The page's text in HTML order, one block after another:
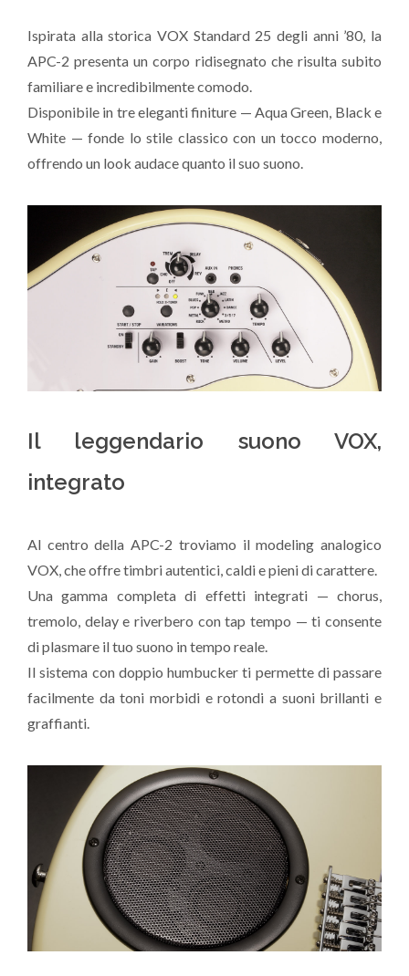
Ispirata alla storica VOX Standard 25 degli anni ’80, la
APC-2 presenta un corpo ridisegnato che risulta subito
familiare e incredibilmente comodo.
Disponibile in tre eleganti finiture — Aqua Green, Black e
White — fonde lo stile classico con un tocco moderno,
offrendo un look audace quanto il suo suono.
Il leggendario suono VOX,
integrato
Al centro della APC-2 troviamo il modeling analogico
VOX, che offre timbri autentici, caldi e pieni di carattere.
Una gamma completa di effetti integrati — chorus,
tremolo, delay e riverbero con tap tempo — ti consente
di plasmare il tuo suono in tempo reale.
Il sistema con doppio humbucker ti permette di passare
facilmente da toni morbidi e rotondi a suoni brillanti e
graffianti.